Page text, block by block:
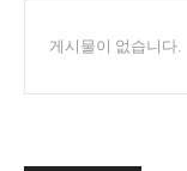
게시물이 없습니다.